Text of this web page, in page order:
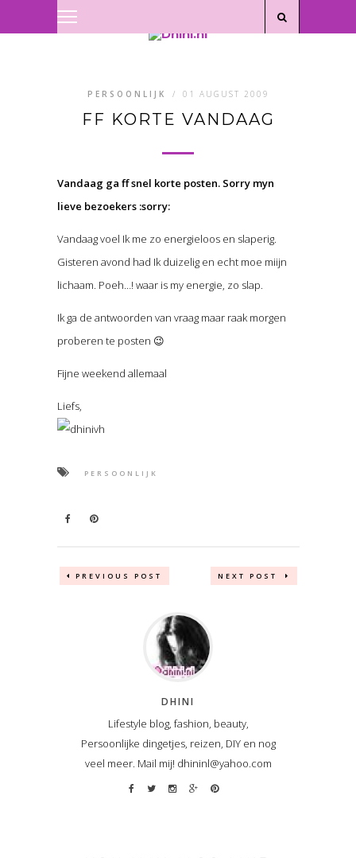
PERSOONLIJK / 01 AUGUST 2009
FF KORTE VANDAAG
Vandaag ga ff snel korte posten. Sorry myn
lieve bezoekers :sorry:
Vandaag voel Ik me zo energieloos en slaperig.
Gisteren avond had Ik duizelig en echt moe miijn
lichaam. Poeh…! waar is my energie, zo slap.
Ik ga de antwoorden van vraag maar raak morgen
proberen te posten 😉
Fijne weekend allemaal
Liefs,
PERSOONLIJK
PREVIOUS POST NEXT POST
DHINI
Lifestyle blog, fashion, beauty,
Persoonlijke dingetjes, reizen, DIY en nog
veel meer. Mail mij! dhininl@yahoo.com